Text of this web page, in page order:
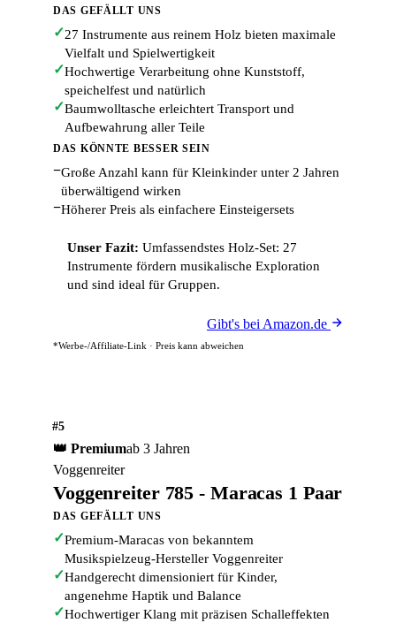
DAS GEFÄLLT UNS
✓27 Instrumente aus reinem Holz bieten maximale
Vielfalt und Spielwertigkeit
✓Hochwertige Verarbeitung ohne Kunststoff,
speichelfest und natürlich
✓Baumwolltasche erleichtert Transport und
Aufbewahrung aller Teile
DAS KÖNNTE BESSER SEIN
−Große Anzahl kann für Kleinkinder unter 2 Jahren
überwältigend wirken
−Höherer Preis als einfachere Einsteigersets
Unser Fazit: Umfassendstes Holz-Set: 27
Instrumente fördern musikalische Exploration
und sind ideal für Gruppen.
Gibt's bei Amazon.de
*Werbe-/Affiliate-Link · Preis kann abweichen
#5
👑 Premiumab 3 Jahren
Voggenreiter
Voggenreiter 785 - Maracas 1 Paar
DAS GEFÄLLT UNS
✓Premium-Maracas von bekanntem
Musikspielzeug-Hersteller Voggenreiter
✓Handgerecht dimensioniert für Kinder,
angenehme Haptik und Balance
✓Hochwertiger Klang mit präzisen Schalleffekten